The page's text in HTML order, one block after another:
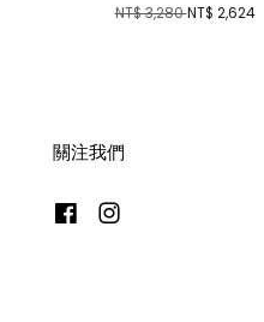
NT$ 3,280NT$ 2,624
關注我們
Facebook